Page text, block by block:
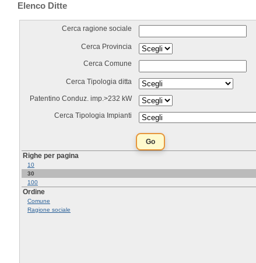
Elenco Ditte
Cerca ragione sociale
Cerca Provincia
Cerca Comune
Cerca Tipologia ditta
Patentino Conduz. imp.>232 kW
Cerca Tipologia Impianti
Righe per pagina
10
30
100
Ordine
Comune
Ragione sociale